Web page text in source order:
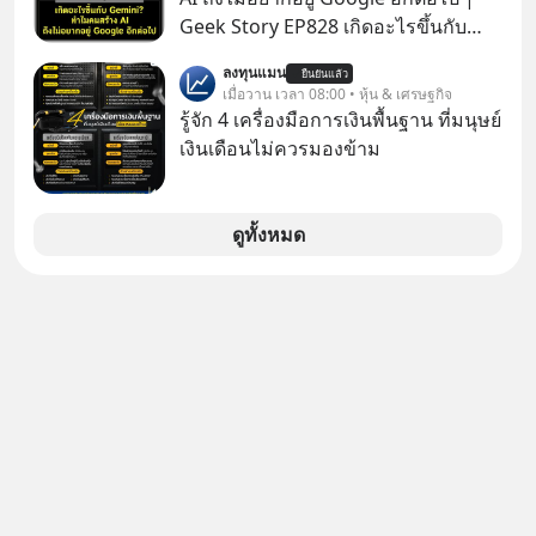
ตามกฎหมายภาษีของประเทศไทย
Geek Story EP828 เกิดอะไรขึ้นกับ
อินเทอร์เน็ตมาตลอด? ย้อนไปแค่ 5
เดือนก่อน Gemini เคยสอบได้ที่ 1 ของ
วงการ AI แต่วันนี้ Google กลับร่วงดิ่ง
สัญญาไว้ก็เลื่อนแล้วเลื่อนอีก ซ้ำร้ายทีม
วิศวกรระดับหัวกะทิยังแห่ตบเท้าลาออก
ลงทุนแมน ยืนยันแล้ว
เมื่อวาน เวลา 08:00 • หุ้น & เศรษฐกิจ
รู้จัก 4 เครื่องมือการเงินพื้นฐาน ที่มนุษย์
เงินเดือนไม่ควรมองข้าม
ดูทั้งหมด